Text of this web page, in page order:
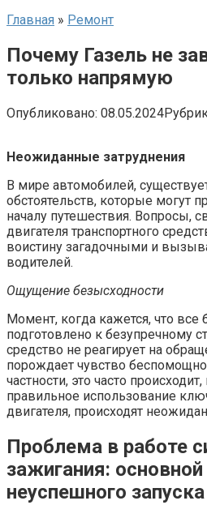
Главная » Ремонт
Почему Газель не
только напрямую
Опубликовано: 08.05.2024
Неожиданные затруднения
В мире автомобилей,
обстоятельств, которые могут
началу путешествия. Вопросы,
двигателя транспортного
воистину загадочными и
водителей.
Ощущение безысходности
Момент, когда кажется, что
подготовлено к безупречному
средство не реагирует на
порождает чувство
частности, это часто
правильное использование
двигателя, происходят
Проблема в работе
зажигания:
неуспешного запуска